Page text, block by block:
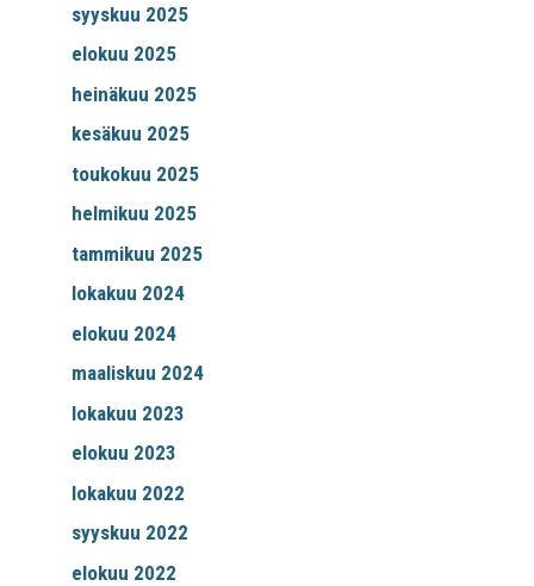
syyskuu 2025
elokuu 2025
heinäkuu 2025
kesäkuu 2025
toukokuu 2025
helmikuu 2025
tammikuu 2025
lokakuu 2024
elokuu 2024
maaliskuu 2024
lokakuu 2023
elokuu 2023
lokakuu 2022
syyskuu 2022
elokuu 2022